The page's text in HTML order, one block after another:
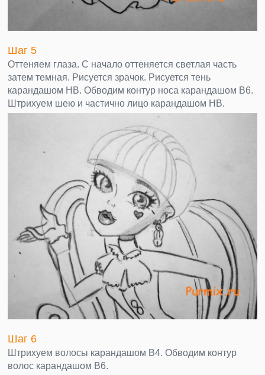
Шаг 5
Оттеняем глаза. С начало оттеняется светлая часть
затем темная. Рисуется зрачок. Рисуется тень
карандашом НВ. Обводим контур носа карандашом В6.
Штрихуем шею и частично лицо карандашом НВ.
Шаг 6
Штрихуем волосы карандашом В4. Обводим контур
волос карандашом В6.